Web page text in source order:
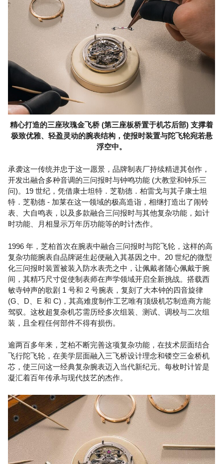
精心打造的三座玫瑰金飞桥 (第三座板桥置于机芯后部) 支撑着
极致优雅、轻盈灵动的腕表结构，使报时装置与陀飞轮宛若悬
浮空中。
承袭这一传统并忠于这一愿景，品牌制表厂持续精进其创作，
开发出融合多种音调的三问报时与钟鸣功能 (大教堂和钟乐三
问)。19 世纪，凭借康士坦特．芝勒德．柏雷戈与其子康士坦
特．芝勒德 - 加莱在这一领域的极高造诣，相继打造出了闹铃
表、大自鸣表，以及多款融合三问报时与其他复杂功能，如计
时功能、月相显示万年历功能等的时计杰作。
1996 年，芝柏首次在腕表中融合三问报时与陀飞轮，这样的高
复杂功能腕表自品牌诞生起便融入其基因之中。20 世纪的微型
化三问报时装置被装入防水表壳之中，让佩戴者随心佩戴于腕
间，其精巧尺寸促使制表师在声学领域开启全新挑战。搭载西
敏寺钟声的歌剧 1 号和 2 号腕表，复刻了大本钟的四音旋律
(G、D、E 和 C)，其高难度制作工艺唯有顶级机芯制造商方能
驾驭。这枚超复杂机芯需历经多次组装、测试、调校与二次组
装，且全程任何部件不得有损伤。
逾两百多年来，芝柏不断完善这项复杂功能，在技术层面结合
飞行陀飞轮，在美学层面融入三飞桥设计理念和镂空三金桥机
芯，使三问这一经典复杂腕表迈入当代新纪元。每枚时计皆是
凝汇着百年传承与现代技艺的杰作。